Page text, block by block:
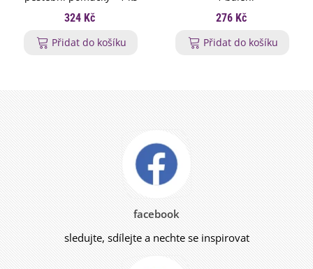
324 Kč
Přidat do košíku
276 Kč
Přidat do košíku
facebook
sledujte, sdílejte a nechte se inspirovat